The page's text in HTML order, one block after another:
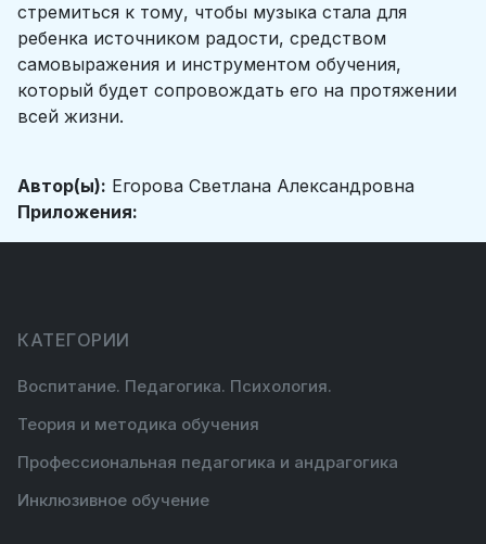
стремиться к тому, чтобы музыка стала для
ребенка источником радости, средством
самовыражения и инструментом обучения,
который будет сопровождать его на протяжении
всей жизни.
Автор(ы): Егорова Светлана Александровна
Приложения:
КАТЕГОРИИ
Воспитание. Педагогика. Психология.
Теория и методика обучения
Профессиональная педагогика и андрагогика
Инклюзивное обучение